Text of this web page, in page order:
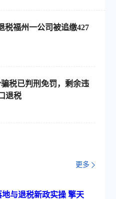
税福州一公司被追缴427
税已判刑免罚，剩余违
退税
更多
与退税新政实操 擎天